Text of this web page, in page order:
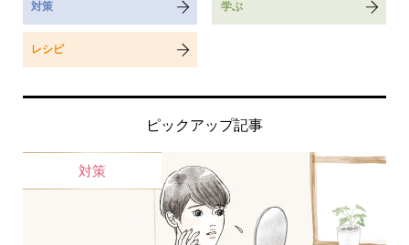
対策 学ぶ
レシピ
ピックアップ記事
対策